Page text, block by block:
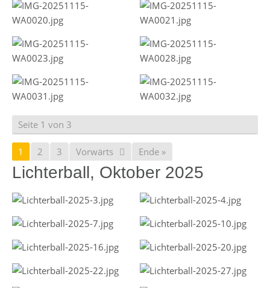
Seite 1 von 3
1 2 3 Vorwärts Ende »
Lichterball, Oktober 2025